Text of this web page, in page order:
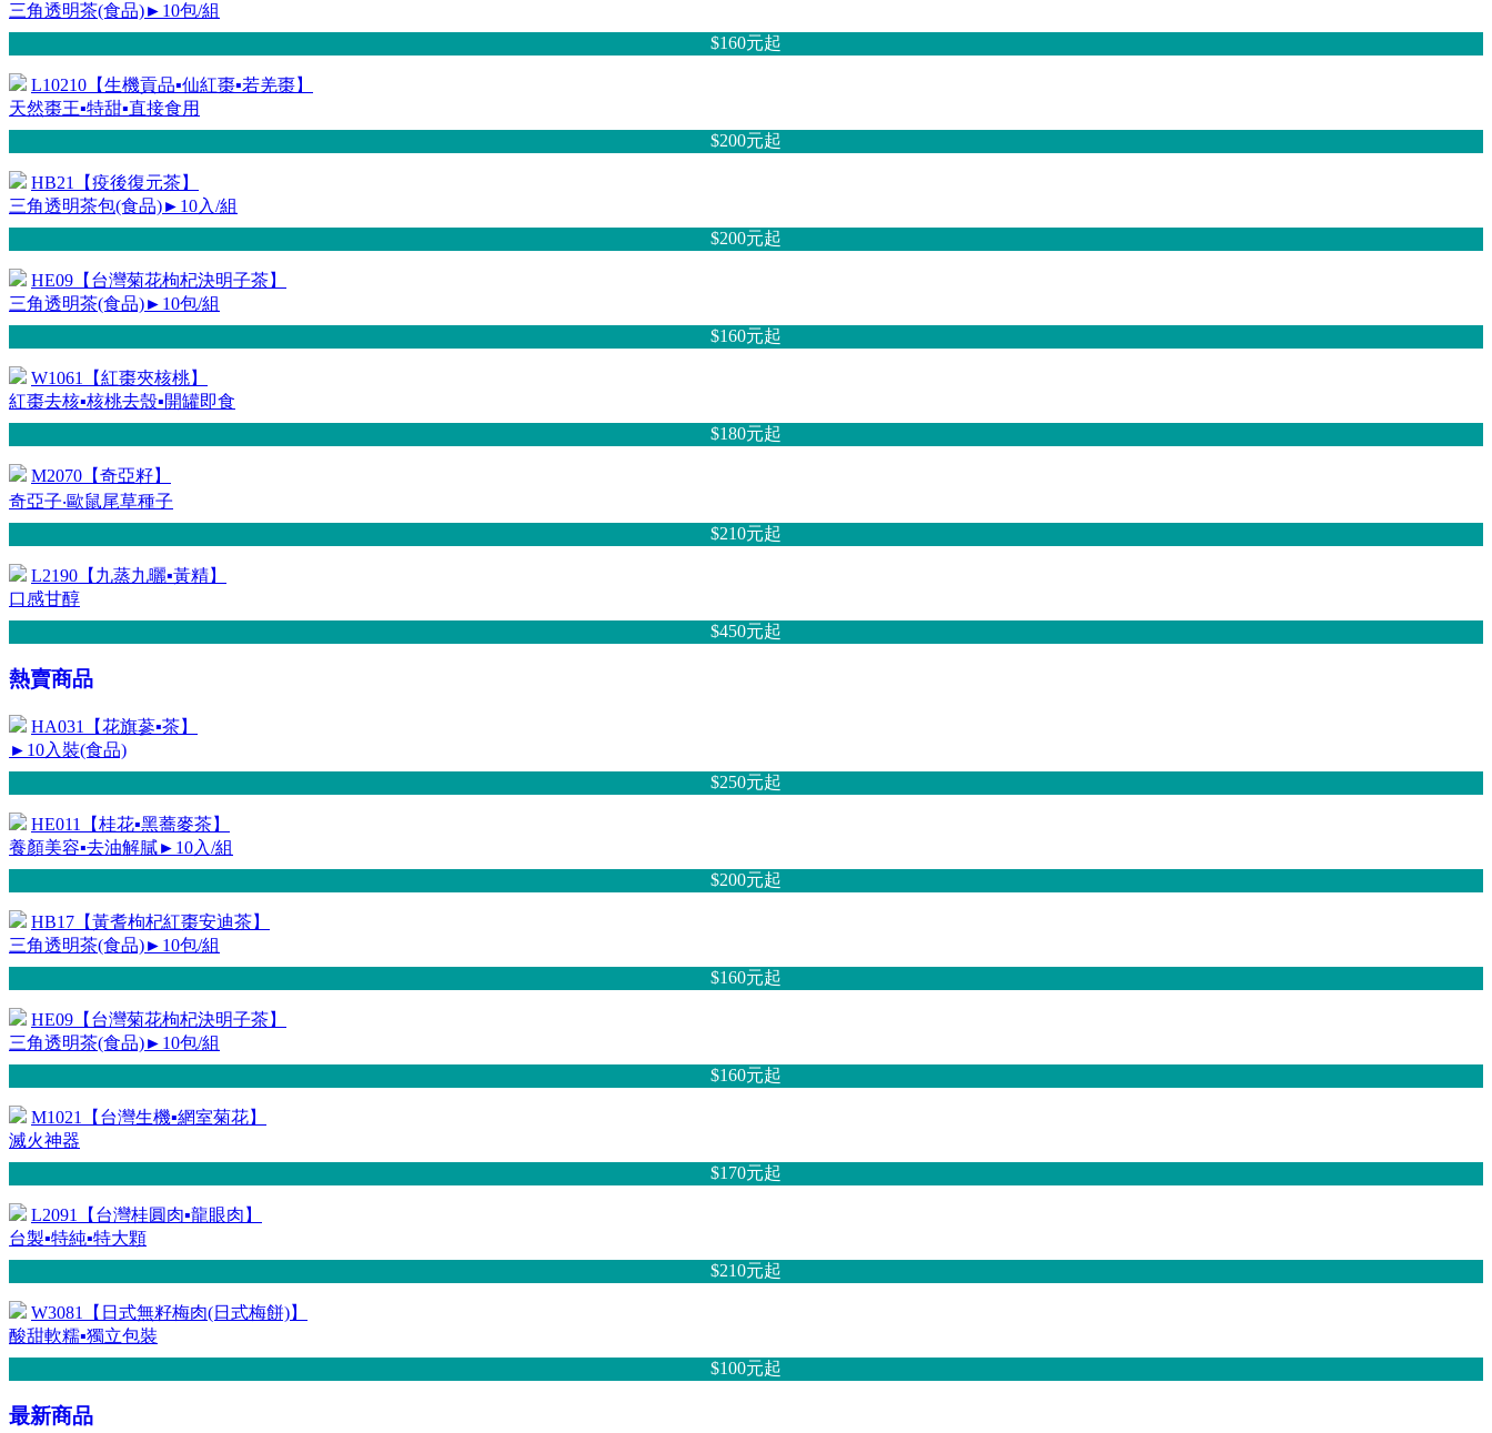
三角透明茶(食品)►10包/組
$160元起
L10210【生機貢品▪仙紅棗▪若羌棗】
天然棗王▪特甜▪直接食用
$200元起
HB21【疫後復元茶】
三角透明茶包(食品)►10入/組
$200元起
HE09【台灣菊花枸杞決明子茶】
三角透明茶(食品)►10包/組
$160元起
W1061【紅棗夾核桃】
紅棗去核▪核桃去殼▪開罐即食
$180元起
M2070【奇亞籽】
奇亞子‧歐鼠尾草種子
$210元起
L2190【九蒸九曬▪黃精】
口感甘醇
$450元起
熱賣商品
HA031【花旗蔘▪茶】
►10入裝(食品)
$250元起
HE011【桂花▪黑蕎麥茶】
養顏美容▪去油解膩►10入/組
$200元起
HB17【黃耆枸杞紅棗安迪茶】
三角透明茶(食品)►10包/組
$160元起
HE09【台灣菊花枸杞決明子茶】
三角透明茶(食品)►10包/組
$160元起
M1021【台灣生機▪網室菊花】
滅火神器
$170元起
L2091【台灣桂圓肉▪龍眼肉】
台製▪特純▪特大顆
$210元起
W3081【日式無籽梅肉(日式梅餅)】
酸甜軟糯▪獨立包裝
$100元起
最新商品